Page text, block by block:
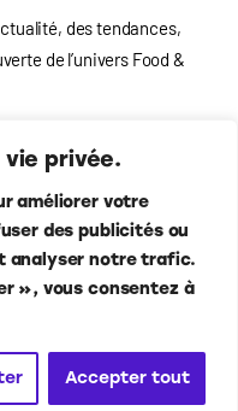
privée.
améliorer votre
des publicités ou
analyser notre trafic.
», vous consentez à
Accepter tout
des tendances,
de l’univers Food&